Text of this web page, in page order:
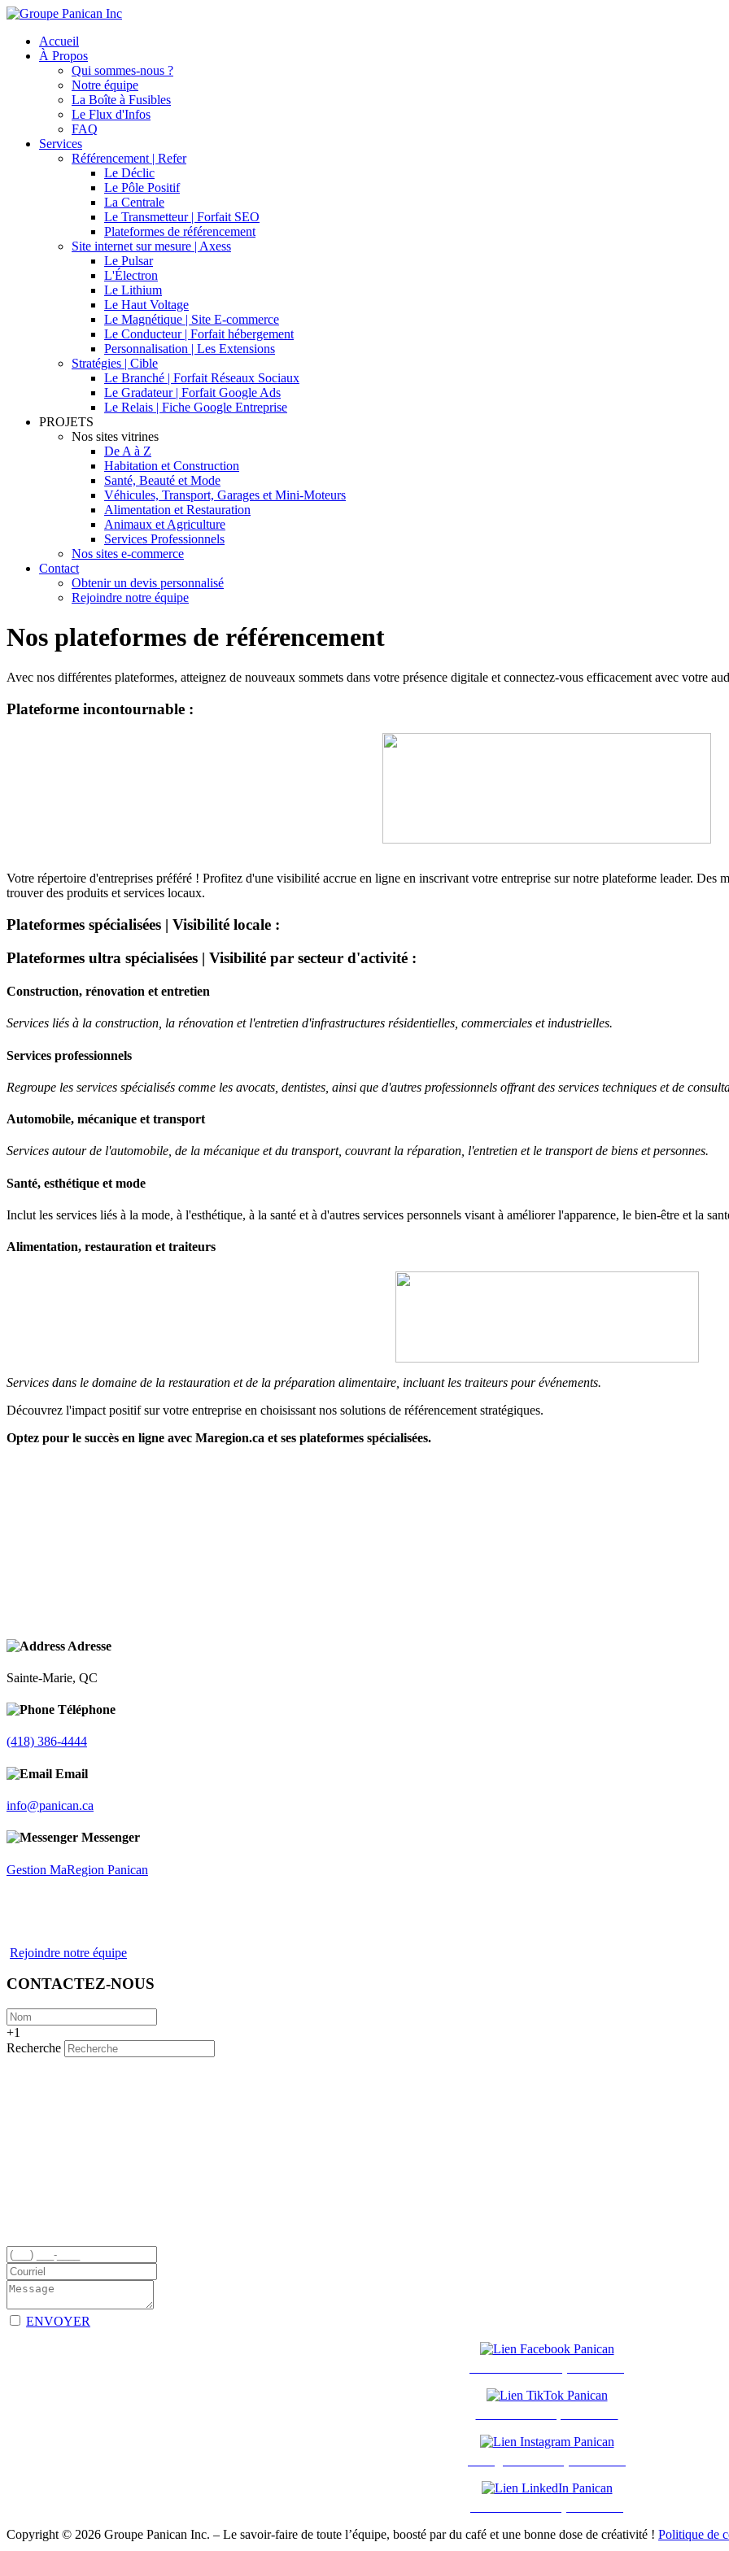
Accueil
À Propos
Qui sommes-nous ?
Notre équipe
La Boîte à Fusibles
Le Flux d'Infos
FAQ
Services
Référencement | Refer
Le Déclic
Le Pôle Positif
La Centrale
Le Transmetteur | Forfait SEO
Plateformes de référencement
Site internet sur mesure | Axess
Le Pulsar
L'Électron
Le Lithium
Le Haut Voltage
Le Magnétique | Site E-commerce
Le Conducteur | Forfait hébergement
Personnalisation | Les Extensions
Stratégies | Cible
Le Branché | Forfait Réseaux Sociaux
Le Gradateur | Forfait Google Ads
Le Relais | Fiche Google Entreprise
PROJETS
Nos sites vitrines
De A à Z
Habitation et Construction
Santé, Beauté et Mode
Véhicules, Transport, Garages et Mini-Moteurs
Alimentation et Restauration
Animaux et Agriculture
Services Professionnels
Nos sites e-commerce
Contact
Obtenir un devis personnalisé
Rejoindre notre équipe
Nos plateformes de référencement
Avec nos différentes plateformes, atteignez de nouveaux sommets dans votre présence digitale et connectez-vous efficacement avec votre
Plateforme incontournable :
Votre répertoire d'entreprises préféré ! Profitez d'une visibilité accrue en ligne en inscrivant votre entreprise sur notre plateforme leader.
trouver des produits et services locaux.
Plateformes spécialisées | Visibilité locale :
Plateformes ultra spécialisées | Visibilité par secteur d'activité :
Construction, rénovation et entretien
Services liés à la construction, la rénovation et l'entretien d'infrastructures résidentielles, commerciales et industrielles.
Services professionnels
Regroupe les services spécialisés comme les avocats, dentistes, ainsi que d'autres professionnels offrant des services techniques et de
Automobile, mécanique et transport
Services autour de l'automobile, de la mécanique et du transport, couvrant la réparation, l'entretien et le transport de biens et personnes.
Santé, esthétique et mode
Inclut les services liés à la mode, à l'esthétique, à la santé et à d'autres services personnels visant à améliorer l'apparence, le bien-être et la
Alimentation, restauration et traiteurs
Services dans le domaine de la restauration et de la préparation alimentaire, incluant les traiteurs pour événements.
Découvrez l'impact positif sur votre entreprise en choisissant nos solutions de référencement stratégiques.
Optez pour le succès en ligne avec Maregion.ca et ses plateformes spécialisées.
Adresse
Sainte-Marie, QC
Téléphone
(418) 386-4444
Email
info@panican.ca
Messenger
Gestion MaRegion Panican
Rejoindre notre équipe
CONTACTEZ-NOUS
+1
Recherche
ENVOYER
Copyright © 2026 Groupe Panican Inc. – Le savoir-faire de toute l’équipe, boosté par du café et une bonne dose de créativité ! Politique de